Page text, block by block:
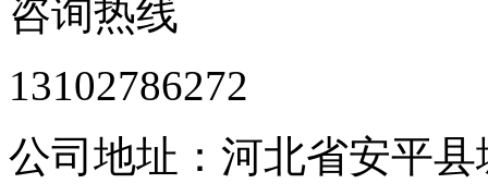
咨询热线
13102786272
公司地址：河北省安平